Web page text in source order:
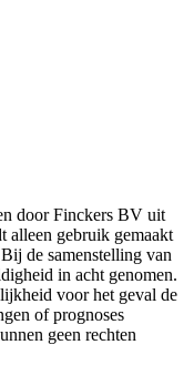
door Finckers BV uit
alleen gebruik gemaakt
de samenstelling van
in acht genomen.
voor het geval de
of prognoses
geen rechten